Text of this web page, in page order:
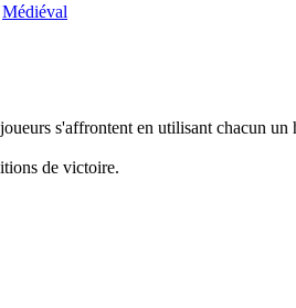
Médiéval
s'affrontent en utilisant chacun un
de victoire.